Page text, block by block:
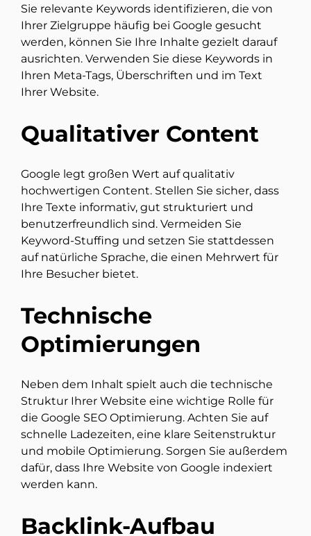
Sie relevante Keywords identifizieren, die von
Ihrer Zielgruppe häufig bei Google gesucht
werden, können Sie Ihre Inhalte gezielt darauf
ausrichten. Verwenden Sie diese Keywords in
Ihren Meta-Tags, Überschriften und im Text
Ihrer Website.
Qualitativer Content
Google legt großen Wert auf qualitativ
hochwertigen Content. Stellen Sie sicher, dass
Ihre Texte informativ, gut strukturiert und
benutzerfreundlich sind. Vermeiden Sie
Keyword-Stuffing und setzen Sie stattdessen
auf natürliche Sprache, die einen Mehrwert für
Ihre Besucher bietet.
Technische
Optimierungen
Neben dem Inhalt spielt auch die technische
Struktur Ihrer Website eine wichtige Rolle für
die Google SEO Optimierung. Achten Sie auf
schnelle Ladezeiten, eine klare Seitenstruktur
und mobile Optimierung. Sorgen Sie außerdem
dafür, dass Ihre Website von Google indexiert
werden kann.
Backlink-Aufbau